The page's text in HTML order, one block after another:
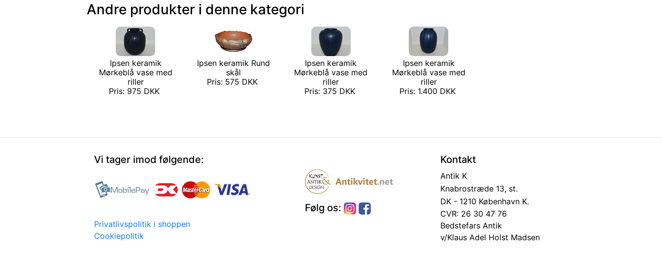
Andre produkter i denne kategori
Ipsen keramik
Mørkeblå vase med
riller
Pris: 975 DKK
Ipsen keramik Rund
skål
Pris: 575 DKK
Ipsen keramik
Mørkeblå vase med
riller
Pris: 375 DKK
Ipsen keramik
Mørkeblå vase med
riller
Pris: 1.400 DKK
Vi tager imod følgende:
Privatlivspolitik i shoppen
Cookiepolitik
Følg os:
Kontakt
Antik K
Knabrostræde 13, st.
DK - 1210 København K.
CVR: 26 30 47 76
Bedstefars Antik
v/Klaus Adel Holst Madsen